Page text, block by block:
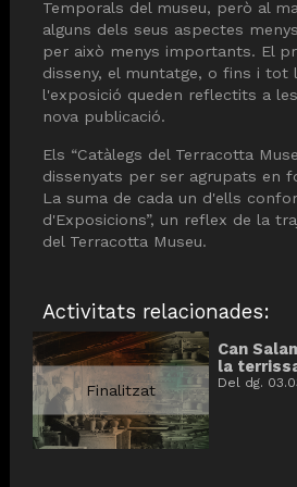
Temporals del museu, però al
alguns dels seus aspectes
per això menys importants. El
disseny, el muntatge, o fins i tot
l'exposició queden reflectits a
nova publicació.
Els “Catàlegs del Terracotta
dissenyats per ser agrupats en
La suma de cada un d'ells
d'Exposicions”, un reflex de la
del Terracotta Museu.
Activitats relacionades:
Finalitzat
Can
la
Del dg.